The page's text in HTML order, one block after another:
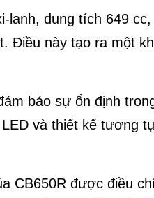
lanh, dung tích 649
Điều này tạo ra một
bảo sự ổn định
và thiết kế tương
CB650R được điều